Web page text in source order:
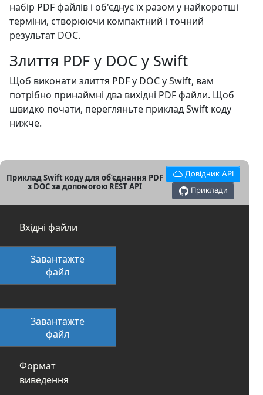
набір PDF файлів і об'єднує їх разом у найкоротші
терміни, створюючи компактний і точний
результат DOC.
Злиття PDF у DOC у Swift
Щоб виконати злиття PDF у DOC у Swift, вам
потрібно принаймні два вихідні PDF файли. Щоб
швидко почати, перегляньте приклад Swift коду
нижче.
Приклад Swift коду для об’єднання PDF
з DOC за допомогою REST API
Довідник API
Приклади
Вхідні файли
Завантажте
файл
Завантажте
файл
Формат
виведення